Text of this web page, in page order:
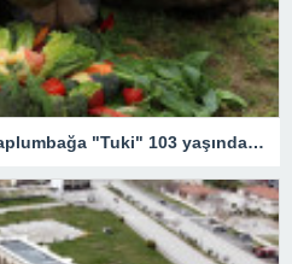
Darıca'nın en yaşlı sakini kaplumbağa "Tuki" 103 yaşında! Doğum günü etkinliğinden renkli kareler…